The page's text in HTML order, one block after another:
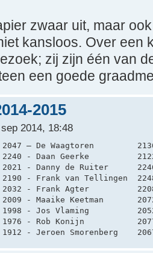
zwaar uit, maar
kansloos. Over een
zij zijn één van
een goede
2015
2014, 18:48
– De Waagtoren
- Daan Geerke
2021 - Danny de Ruiter
- Frank van Tellingen
2032 - Frank Agter
- Maaike Keetman
- Jos Vlaming
1976 - Rob Konijn
- Jeroen Smorenberg